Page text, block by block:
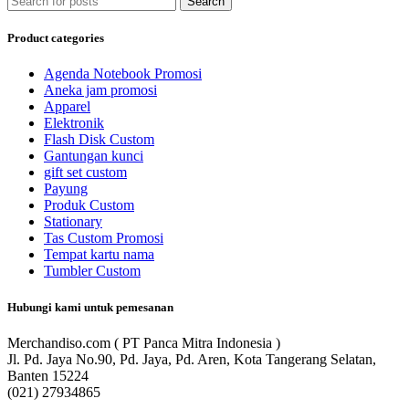
Product categories
Agenda Notebook Promosi
Aneka jam promosi
Apparel
Elektronik
Flash Disk Custom
Gantungan kunci
gift set custom
Payung
Produk Custom
Stationary
Tas Custom Promosi
Tempat kartu nama
Tumbler Custom
Hubungi kami untuk pemesanan
Merchandiso.com ( PT Panca Mitra Indonesia )
Jl. Pd. Jaya No.90, Pd. Jaya, Pd. Aren, Kota Tangerang Selatan,
Banten 15224
(021) 27934865